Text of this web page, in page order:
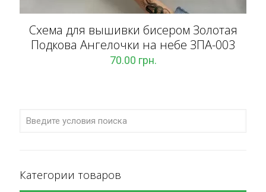
Схема для вышивки бисером Золотая
Подкова Ангелочки на небе ЗПА-003
70.00 грн.
Категории товаров